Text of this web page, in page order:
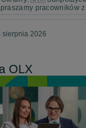
pracowników
sierpnia 2026
OLX